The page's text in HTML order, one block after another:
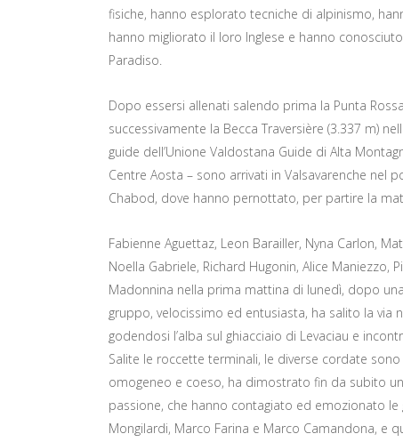
fisiche, hanno esplorato tecniche di alpinismo,
hanno migliorato il loro Inglese e hanno
Paradiso.
Dopo essersi allenati salendo prima la Punta
successivamente la Becca Traversière (3.337 m)
guide dell’Unione Valdostana Guide di Alta
Centre Aosta – sono arrivati in Valsavarenche nel
Chabod, dove hanno pernottato, per partire la
Fabienne Aguettaz, Leon Barailler, Nyna Carlon,
Noella Gabriele, Richard Hugonin, Alice Maniezzo,
Madonnina nella prima mattina di lunedì, dopo
gruppo, velocissimo ed entusiasta, ha salito la
godendosi l’alba sul ghiacciaio di Levaciau e
Salite le roccette terminali, le diverse cordate
omogeneo e coeso, ha dimostrato fin da subito
passione, che hanno contagiato ed emozionato
Mongilardi, Marco Farina e Marco Camandona, e